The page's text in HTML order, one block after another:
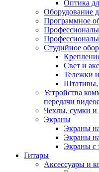
Оптика
Оборудование
Программное
Студийное
Свет и
Тележки
Штативы,
Устройства
передачи
Чехлы, сумки
Экраны
Экраны
Экраны
Экраны с
Гитары
Аксессуары и